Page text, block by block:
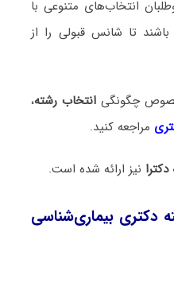
انتخاب‌های متنوعی با
تا شانس قبولی را از
چگونگی انتخاب رشته،
مراجعه کنید.
نیز ارائه شده است.
دکتری بیماری‌شناسی